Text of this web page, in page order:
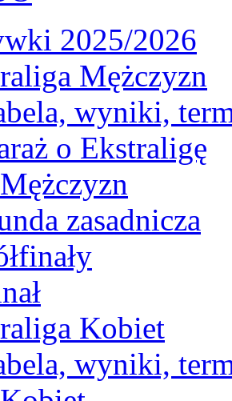
2025/2026
Mężczyzn
wyniki,
o Ekstraligę
zasadnicza
Kobiet
wyniki,